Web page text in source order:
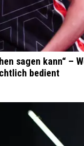
sagen kann“ –
bedient